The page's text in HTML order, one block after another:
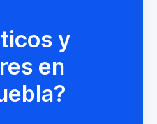
y
en